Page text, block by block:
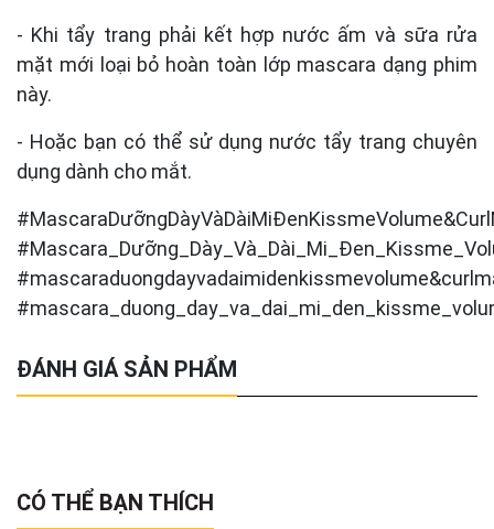
- Khi tẩy trang phải kết hợp nước ấm và sữa rửa
mặt mới loại bỏ hoàn toàn lớp mascara dạng phim
này.
- Hoặc bạn có thể sử dụng nước tẩy trang chuyên
dụng dành cho mắt.
ĐÁNH GIÁ SẢN PHẨM
CÓ THỂ BẠN THÍCH